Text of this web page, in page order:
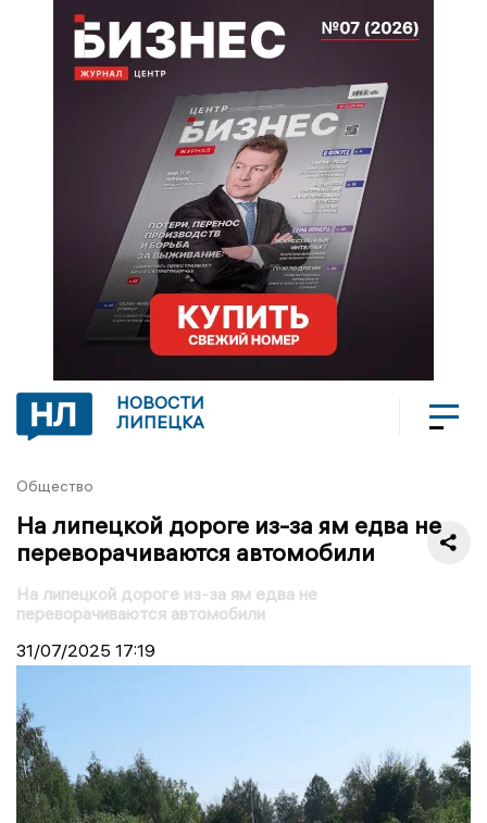
НОВОСТИ
ЛИПЕЦКА
Общество
На липецкой дороге из-за ям едва не
переворачиваются автомобили
На липецкой дороге из-за ям едва не
переворачиваются автомобили
31/07/2025 17:19